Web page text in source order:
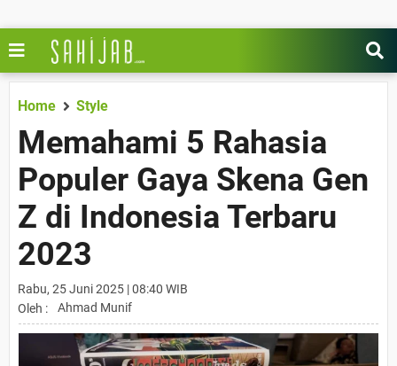
Home Style
Memahami 5 Rahasia
Populer Gaya Skena Gen
Z di Indonesia Terbaru
2023
Rabu, 25 Juni 2025 | 08:40 WIB
Oleh :
Ahmad Munif